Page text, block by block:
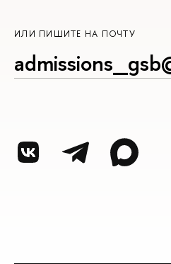
ИЛИ ПИШИТЕ НА ПОЧТУ